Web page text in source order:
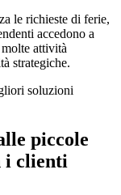
le richieste di ferie,
accedono a
attività
strategiche.
piccole
i clienti